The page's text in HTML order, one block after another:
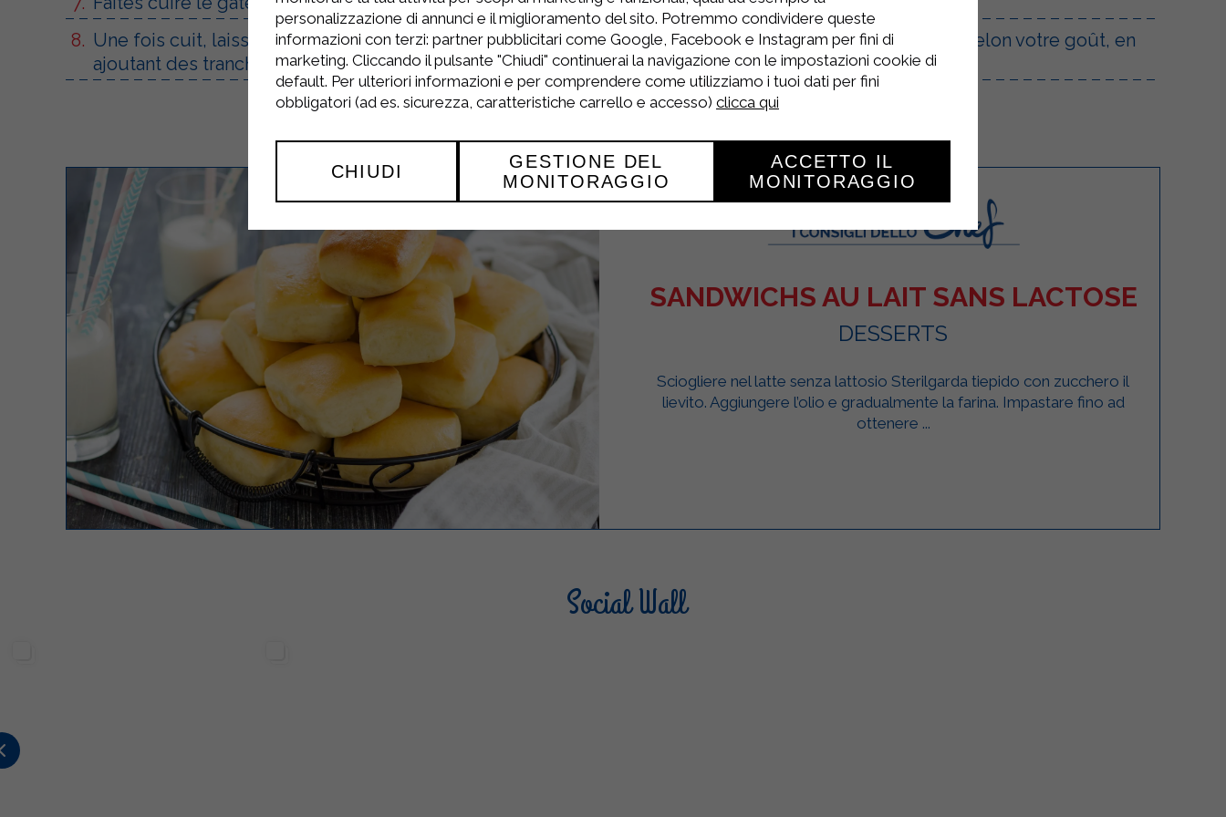
Une fois cuit, laissez-le refroidir, démoulez-le sur un plat de service et saupoudrez-le de sucre glace selon votre goût, en
ajoutant des tranches d'orange en décoration si vous le souhaitez.
SANDWICHS AU LAIT SANS LACTOSE
DESSERTS
Sciogliere nel latte senza lattosio Sterilgarda tiepido con zucchero il
lievito. Aggiungere l’olio e gradualmente la farina. Impastare fino ad
ottenere ...
Social Wall
personalizzazione di annunci e il miglioramento del sito. Potremmo condividere queste
informazioni con terzi: partner pubblicitari come Google, Facebook e Instagram per fini di
marketing. Cliccando il pulsante "Chiudi" continuerai la navigazione con le impostazioni cookie di
default. Per ulteriori informazioni e per comprendere come utilizziamo i tuoi dati per fini
obbligatori (ad es. sicurezza, caratteristiche carrello e accesso) clicca qui
CHIUDI
GESTIONE DEL
MONITORAGGIO
ACCETTO IL
MONITORAGGIO